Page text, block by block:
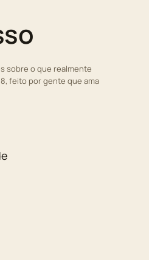
sobre o que realmente
feito por gente que ama